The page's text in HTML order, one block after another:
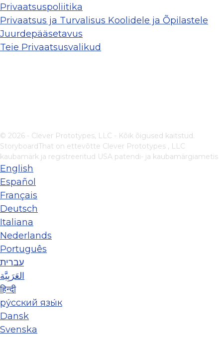
Privaatsuspoliitika
Privaatsus ja Turvalisus Koolidele ja Õpilastele
Juurdepääsetavus
Teie Privaatsusvalikud
© 2026 - Clever Prototypes, LLC - Kõik õigused kaitstud.
StoryboardThat on ettevõtte Clever Prototypes , LLC
kaubamärk ja registreeritud USA patendi- ja kaubamärgiametis
English
Español
Français
Deutsch
Italiana
Nederlands
Português
עברית
العَرَبِيَّة
हिन्दी
ру́сский язы́к
Dansk
Svenska